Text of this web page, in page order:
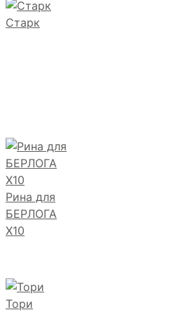
Старк
Рина для
БЕРЛОГА
Х10
Тори